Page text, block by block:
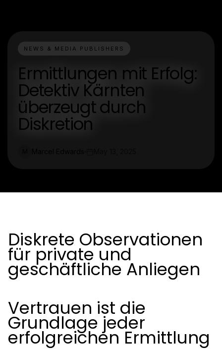
NEWS & MEDIA PUBLISHERS
Ermittlungen mit Erfolg:
Detektiv Kärnten
überzeugt durch
Diskretion
Diskrete Observationen
für private und
geschäftliche Anliegen
Vertrauen ist die
Grundlage jeder
erfolgreichen Ermittlung